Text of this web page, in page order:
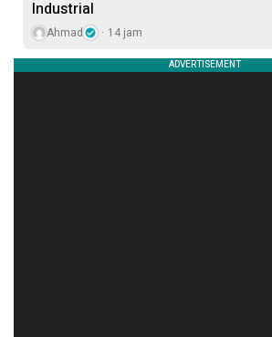
Industrial
Ahmad 14 jam